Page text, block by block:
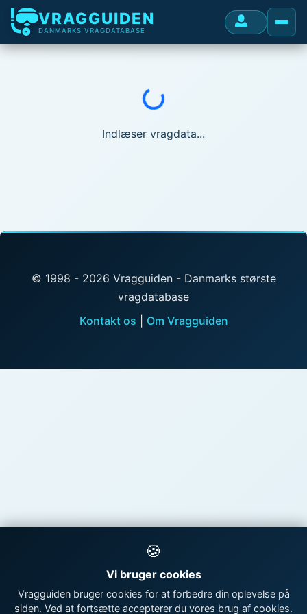
VRAGGUIDEN
DANMARKS VRAGDATABASE
Indlæser...
Indlæser vragdata...
© 1998 - 2026 Vragguiden - Danmarks største
vragdatabase
Kontakt os
Om Vragguiden
🍪
Vi bruger cookies
Vragguiden bruger cookies for at forbedre din oplevelse på
siden. Ved at fortsætte accepterer du vores brug af cookies.